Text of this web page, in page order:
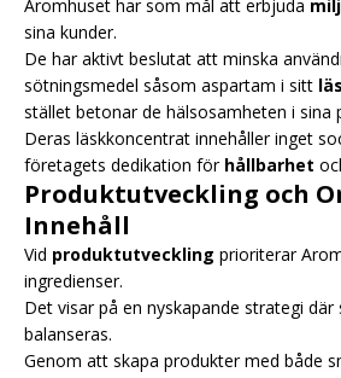
Aromhuset har som mål att erbjuda
sina kunder.
De har aktivt beslutat att minska
sötningsmedel såsom aspartam i sitt
stället betonar de hälsosamheten i sina
Deras läskkoncentrat innehåller inget
företagets dedikation för hållbarhet
Produktutveckling och
Innehåll
Vid produktutveckling prioriterar
ingredienser.
Det visar på en nyskapande strategi där
balanseras.
Genom att skapa produkter med både